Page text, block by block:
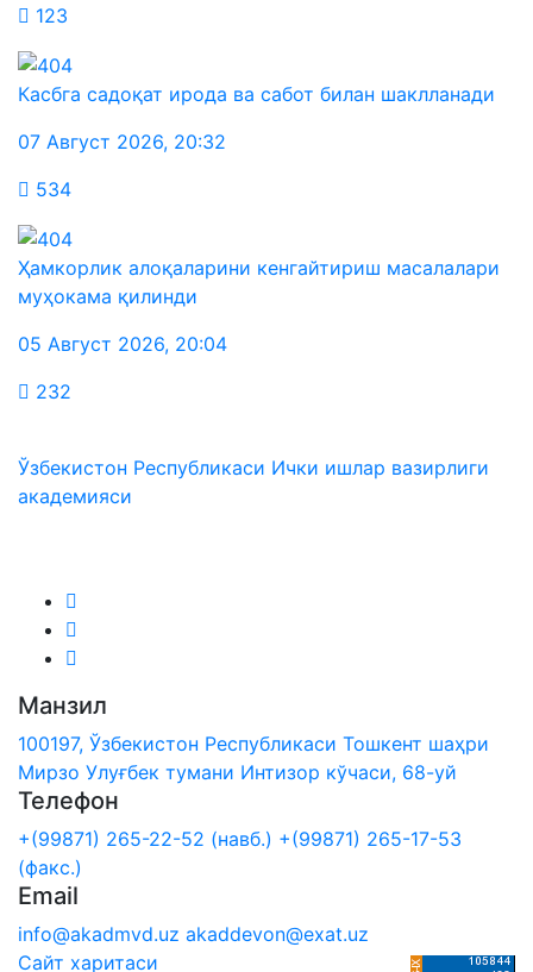
123
Касбга садоқат ирода ва сабот билан шаклланади
07 Август 2026, 20:32
534
Ҳамкорлик алоқаларини кенгайтириш масалалари
муҳокама қилинди
05 Август 2026, 20:04
232
Ўзбекистон Республикаси Ички ишлар вазирлиги
академияси
Манзил
100197, Ўзбекистон Республикаси Тошкент шаҳри
Мирзо Улуғбек тумани Интизор кўчаси, 68-уй
Телефон
+(99871) 265-22-52 (навб.) +(99871) 265-17-53
(факс.)
Email
info@akadmvd.uz akaddevon@exat.uz
Сайт харитаси